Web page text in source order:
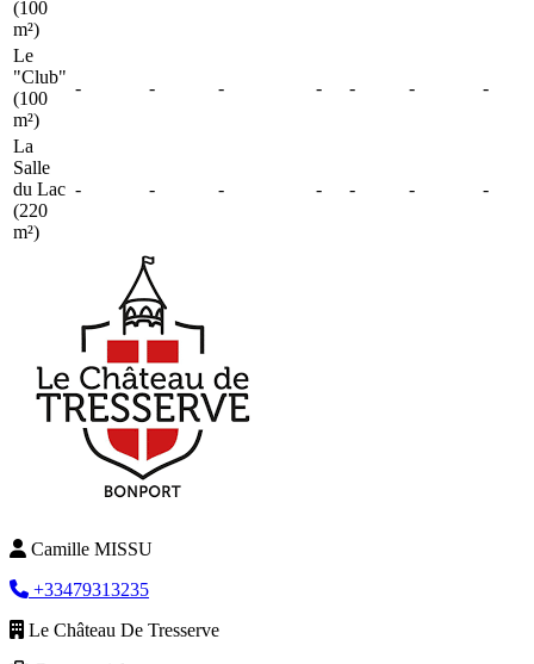
(100
m²)
Le
"Club"
(100
m²)
- - - - - - -
La
Salle
du Lac
(220
m²)
- - - - - - -
Camille MISSU
+33479313235
Le Château De Tresserve